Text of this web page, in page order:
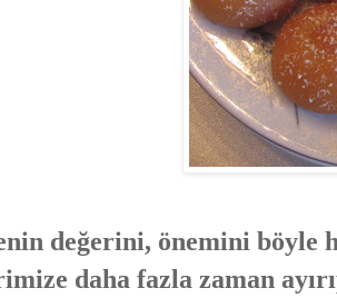
değerini, önemini böyle
daha fazla zaman